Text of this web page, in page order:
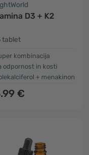
D3 + K2
tablet
kombinacija
odpornost in kosti
+ menakinon
€